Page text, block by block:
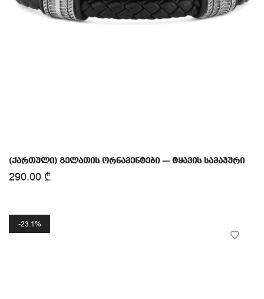
(ქართული) გელათის ორნამენტები — ტყავის სამაჯური
290.00 ₾
23.1%